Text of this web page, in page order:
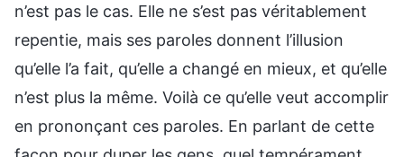
n’est pas le cas. Elle ne s’est pas véritablement
repentie, mais ses paroles donnent l’illusion
qu’elle l’a fait, qu’elle a changé en mieux, et qu’elle
n’est plus la même. Voilà ce qu’elle veut accomplir
en prononçant ces paroles. En parlant de cette